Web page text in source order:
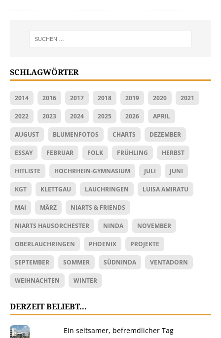
SCHLAGWÖRTER
2014 2016 2017 2018 2019 2020 2021
2022 2023 2024 2025 2026 APRIL
AUGUST BLUMENFOTOS CHARTS DEZEMBER
ESSAY FEBRUAR FOLK FRÜHLING HERBST
HITLISTE HOCHRHEIN-GYMNASIUM JULI JUNI
KGT KLETTGAU LAUCHRINGEN LUISA AMIRATU
MAI MÄRZ NIARTS & FRIENDS
NIARTS HAUSORCHESTER NINDA NOVEMBER
OBERLAUCHRINGEN PHOENIX PROJEKTE
SEPTEMBER SOMMER SÜDNINDA VENTADORN
WEIHNACHTEN WINTER
DERZEIT BELIEBT…
Ein seltsamer, befremdlicher Tag